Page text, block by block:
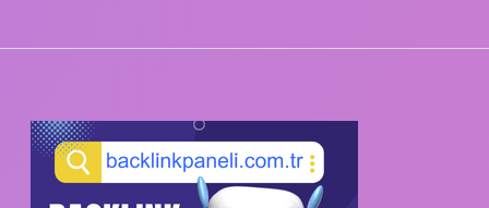
SIDEBAR